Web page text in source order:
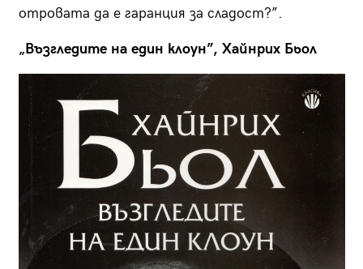
отровата да е гаранция за сладост?”.
„Възгледите на един клоун”, Хайнрих Бьол